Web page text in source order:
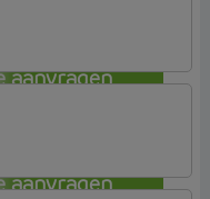
aanvragen
aanvragen